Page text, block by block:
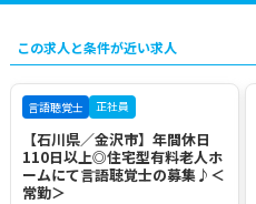
この求人と条件が近い求人
言語聴覚士 正社員
【石川県／金沢市】年間休日
110日以上◎住宅型有料老人ホ
ームにて言語聴覚士の募集♪＜
常勤＞